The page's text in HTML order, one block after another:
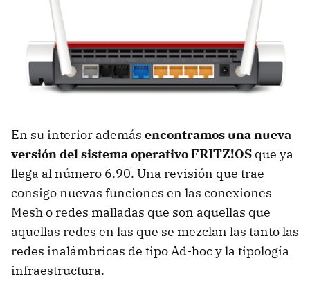
En su interior además encontramos una nueva
versión del sistema operativo FRITZ!OS que ya
llega al número 6.90. Una revisión que trae
consigo nuevas funciones en las conexiones
Mesh o redes malladas que son aquellas que
aquellas redes en las que se mezclan las tanto las
redes inalámbricas de tipo Ad-hoc y la tipología
infraestructura.